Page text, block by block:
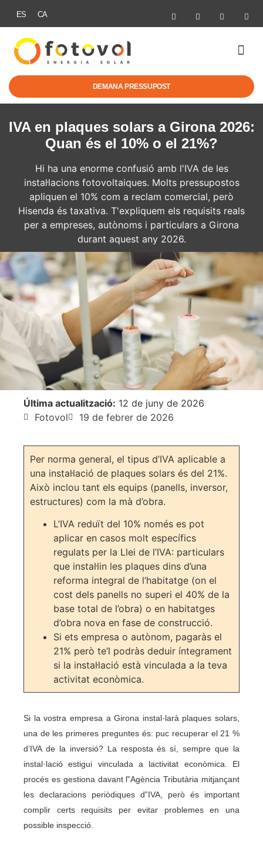
ES CA
DEMANA PRESSUPOST
IVA en plaques solars a Girona 2026:
Quan és el 10% o el 21%?
Hi ha una enorme confusió amb l'IVA de les
instal·lacions fotovoltaiques. Molts pressupostos
apliquen el 10% com a reclam comercial, però
Hisenda és taxativa. T'expliquem els requisits reals
per a empreses, autònoms i particulars a Girona
durant aquest any 2026.
Última actualització: 12 de juny de 2026
Fotovol
19 de febrer de 2026
Per norma general, el tipus d’IVA aplicable a
una instal·lació de plaques solars és del 21%.
Això inclou tant els equips (panells, inversor,
estructures) com la mà d’obra.
L’IVA reduït del 10% només es pot
aplicar en casos molt específics
regulats per la Llei de l’IVA: particulars
que instal·lin les plaques dins d’una
reforma integral de l’habitatge (on el
cost dels panells no superi el 40% de la
base total de l’obra) o en habitatges
d’obra nova en fase de construcció.
Si ets empresa o autònom, pagaràs el
21% però te’l podràs deduir íntegrament
si la instal·lació està vinculada a la teva
activitat econòmica.
Si la vostra empresa a Girona instal·larà plaques solars,
una de les primeres preguntes és: puc recuperar el 21 %
d’IVA de la inversió? La resposta és sí, sempre que la
instal·lació estigui vinculada a lactivitat econòmica. El
procés es gestiona davant l‟Agència Tributària mitjançant
les declaracions periòdiques d‟IVA, però és important
complir certs requisits per evitar problemes en una
possible inspecció.